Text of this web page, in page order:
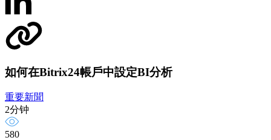
如何在Bitrix24帳戶中設定BI分析
重要新聞
2分钟
580